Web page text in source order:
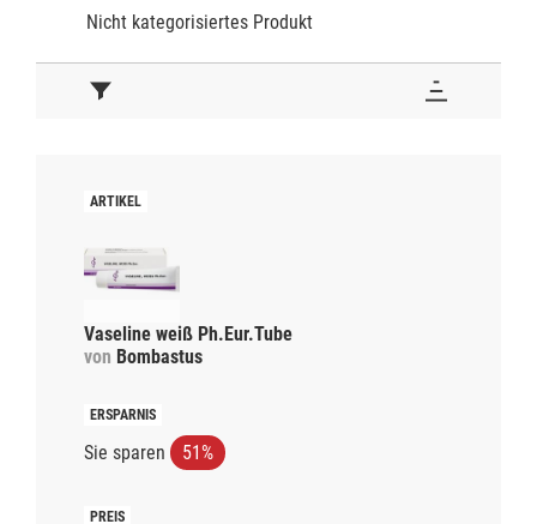
Nicht kategorisiertes Produkt
Vaseline weiß Ph.Eur.Tube
von Bombastus
Sie sparen 51%